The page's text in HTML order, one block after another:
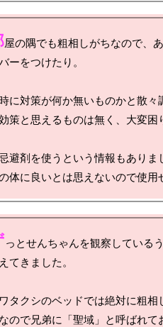
屋の隅でも粗相しがちなので、
ーをつけたり。
に対策が何か無いものかと散々
策と思えるものは無く、大変困
避剤を使うという情報もありま
っとせんちゃんを観察している
てきました。
ワタクシのベッドでは絶対に粗相
なので兄弟に「聖域」と呼ばれて